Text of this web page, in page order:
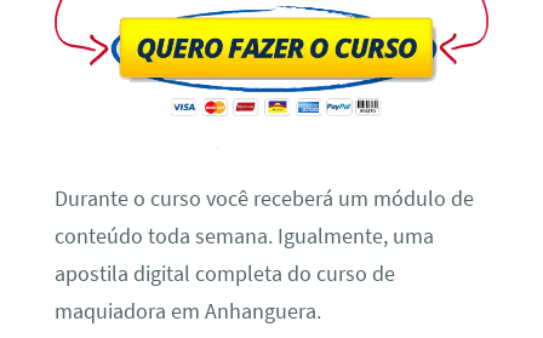
Durante o curso você receberá um módulo de
conteúdo toda semana. Igualmente, uma
apostila digital completa do curso de
maquiadora em Anhanguera.